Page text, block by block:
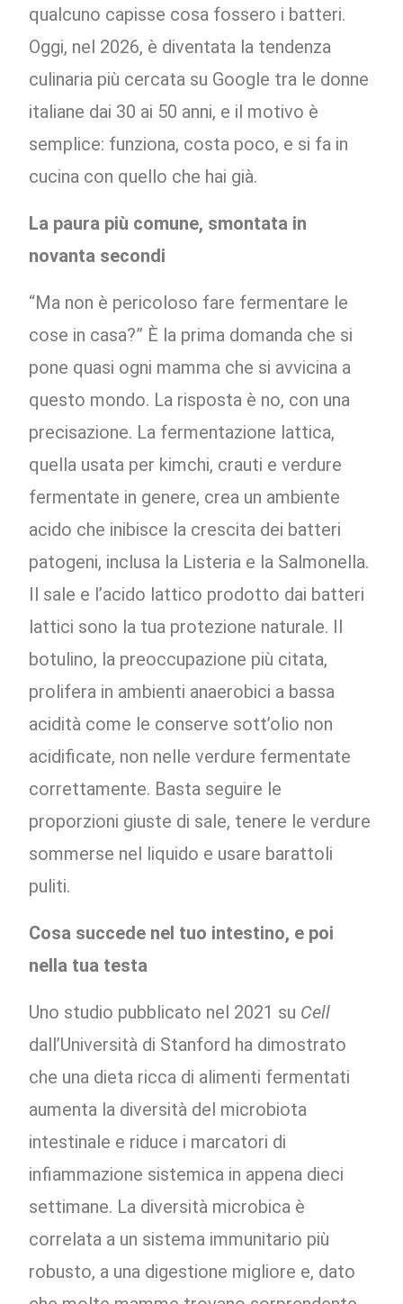
qualcuno capisse cosa fossero i batteri.
Oggi, nel 2026, è diventata la tendenza
culinaria più cercata su Google tra le donne
italiane dai 30 ai 50 anni, e il motivo è
semplice: funziona, costa poco, e si fa in
cucina con quello che hai già.
La paura più comune, smontata in
novanta secondi
“Ma non è pericoloso fare fermentare le
cose in casa?” È la prima domanda che si
pone quasi ogni mamma che si avvicina a
questo mondo. La risposta è no, con una
precisazione. La fermentazione lattica,
quella usata per kimchi, crauti e verdure
fermentate in genere, crea un ambiente
acido che inibisce la crescita dei batteri
patogeni, inclusa la Listeria e la Salmonella.
Il sale e l’acido lattico prodotto dai batteri
lattici sono la tua protezione naturale. Il
botulino, la preoccupazione più citata,
prolifera in ambienti anaerobici a bassa
acidità come le conserve sott’olio non
acidificate, non nelle verdure fermentate
correttamente. Basta seguire le
proporzioni giuste di sale, tenere le verdure
sommerse nel liquido e usare barattoli
puliti.
Cosa succede nel tuo intestino, e poi
nella tua testa
Uno studio pubblicato nel 2021 su Cell
dall’Università di Stanford ha dimostrato
che una dieta ricca di alimenti fermentati
aumenta la diversità del microbiota
intestinale e riduce i marcatori di
infiammazione sistemica in appena dieci
settimane. La diversità microbica è
correlata a un sistema immunitario più
robusto, a una digestione migliore e, dato